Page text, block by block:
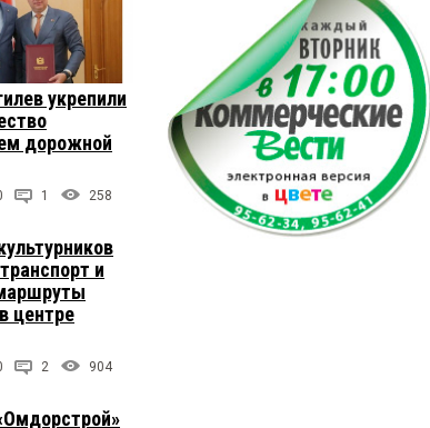
укрепили
дорожной
1 258
и
центре
2 904